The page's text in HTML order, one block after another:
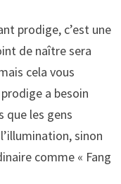
prodige, c’est une
de naître sera
cela vous
a besoin
que les gens
sinon
comme « Fang